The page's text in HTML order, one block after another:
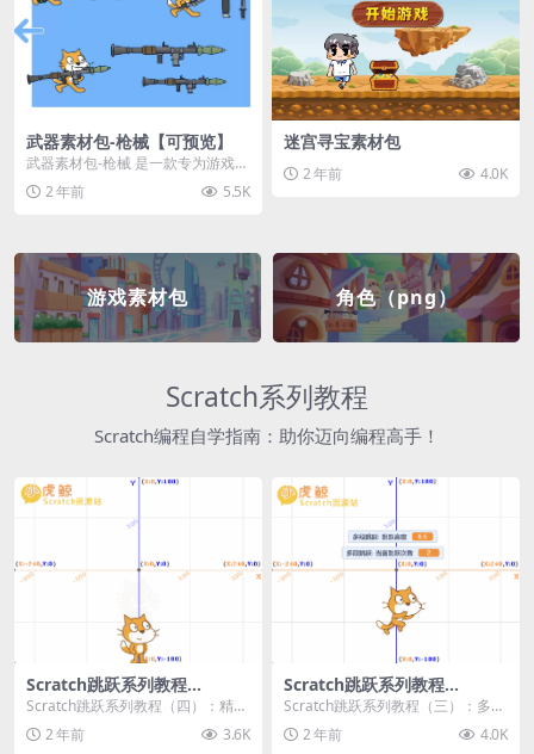
武器素材包-枪械【可预览】
武器素材包-枪械 是一款专为游戏开
发者和创作者设计的素材包，包含
多种高质量的枪械...
2 年前 5.5K
迷宫寻宝素材包
2 年前 4.0K
游戏素材包 角色（png）
Scratch系列教程
Scratch编程自学指南：助你迈向编程高手！
Scratch跳跃系列教程
（四）：精准着陆
Scratch跳跃系列教程（四）：精准
着陆 作者：小虎鲸Scratch资源站
... 2 年前 3.6K
Scratch跳跃系列教程
（三）：多段跳跃
Scratch跳跃系列教程（三）：多段
跳跃 作者：小虎鲸Scratch资源站
连...2 年前 4.0K